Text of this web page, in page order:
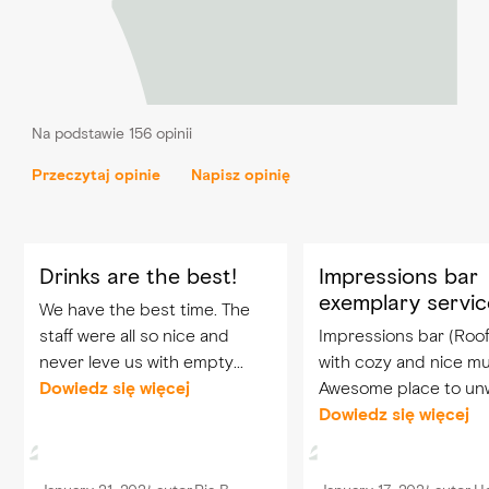
Na podstawie 156 opinii
Przeczytaj opinie Napisz opinię
Drinks are the best!
We have the best time. The
staff were all so nice and
never leve us with empty
glasses. Will difinitely come
Dowiedz się więcej
Impressions bar
exemplary
Impressions bar
with cozy and nice
Awesome place to
We had a blast as we
Dowiedz się więcej